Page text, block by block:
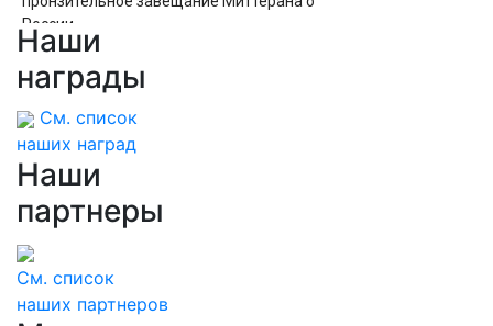
России
появлении моды на семью и детей у
Наши
награды
См. список
наших наград
Наши
партнеры
См. список
наших партнеров